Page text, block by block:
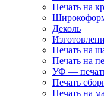
Печать на
Деколь
Печать на
Печать на
УФ —
Печать
Печать на